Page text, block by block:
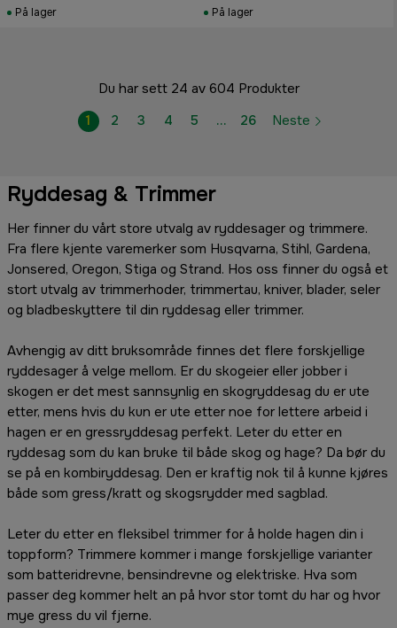
På lager
På lager
Du har sett 24 av 604 Produkter
1
2 3 4 5 … 26 Neste
Ryddesag & Trimmer
Her finner du vårt store utvalg av ryddesager og trimmere.
Fra flere kjente varemerker som Husqvarna, Stihl, Gardena,
Jonsered, Oregon, Stiga og Strand. Hos oss finner du også et
stort utvalg av trimmerhoder, trimmertau, kniver, blader, seler
og bladbeskyttere til din ryddesag eller trimmer.
Avhengig av ditt bruksområde finnes det flere forskjellige
ryddesager å velge mellom. Er du skogeier eller jobber i
skogen er det mest sannsynlig en skogryddesag du er ute
etter, mens hvis du kun er ute etter noe for lettere arbeid i
hagen er en gressryddesag perfekt. Leter du etter en
ryddesag som du kan bruke til både skog og hage? Da bør du
se på en kombiryddesag. Den er kraftig nok til å kunne kjøres
både som gress/kratt og skogsrydder med sagblad.
Leter du etter en fleksibel trimmer for å holde hagen din i
toppform? Trimmere kommer i mange forskjellige varianter
som batteridrevne, bensindrevne og elektriske. Hva som
passer deg kommer helt an på hvor stor tomt du har og hvor
mye gress du vil fjerne.